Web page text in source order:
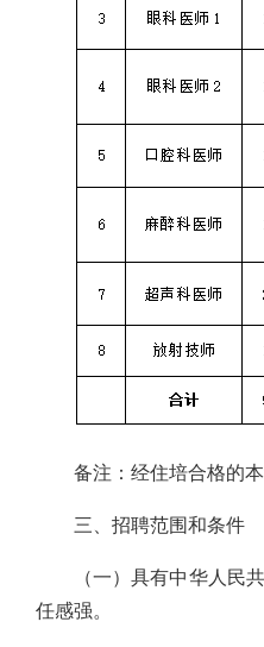
备注：经住培合格的
三、招聘范围和条件
（一）具有中华人
任感强。